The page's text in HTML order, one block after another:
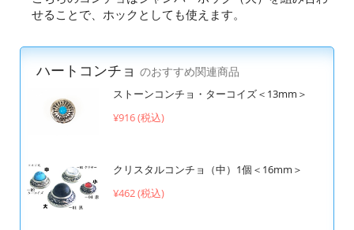
せることで、ホックとしても使えます。
ハートコンチョ のおすすめ関連商品
ストーンコンチョ・ターコイズ＜13mm＞
¥916 (税込)
クリスタルコンチョ（中）1個＜16mm＞
¥462 (税込)